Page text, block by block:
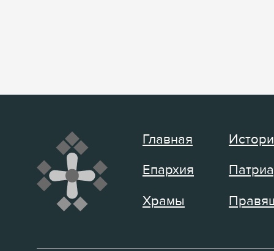
Главная
Епархия
Храмы